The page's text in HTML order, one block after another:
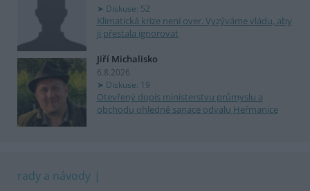
Diskuse: 52
Klimatická krize není over. Vyzýváme vládu, aby
ji přestala ignorovat
Jiří Michalisko
6.8.2026
Diskuse: 19
Otevřený dopis ministerstvu průmyslu a
obchodu ohledně sanace odvalu Heřmanice
rady a návody